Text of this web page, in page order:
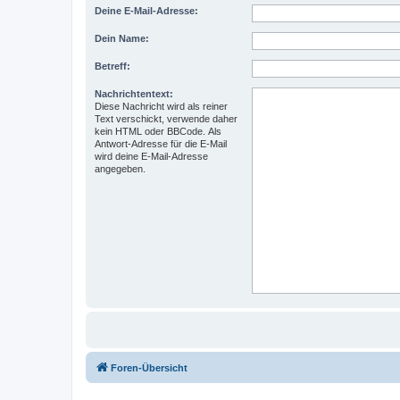
Deine E-Mail-Adresse:
Dein Name:
Betreff:
Nachrichtentext:
Diese Nachricht wird als reiner
Text verschickt, verwende daher
kein HTML oder BBCode. Als
Antwort-Adresse für die E-Mail
wird deine E-Mail-Adresse
angegeben.
Foren-Übersicht